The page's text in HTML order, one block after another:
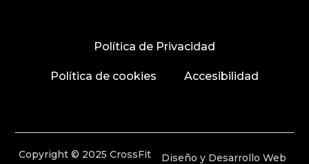
Política de Privacidad
Política de cookies Accesibilidad
Copyright © 2025 CrossFit
Diseño y Desarrollo Web